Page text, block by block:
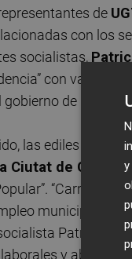
de
con los
socialistas,
con varias
gobierno de
las ediles del
Ciutat de Castelló
“Carrasco
municipal y
Patricia
y abre la